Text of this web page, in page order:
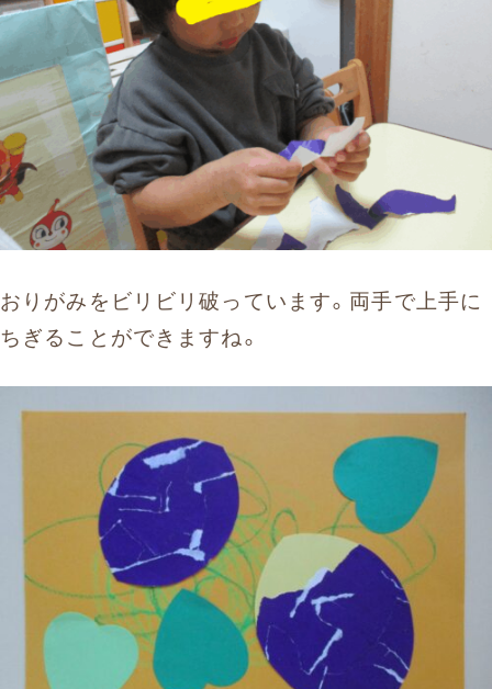
おりがみをビリビリ破っています。両手で上手に
ちぎることができますね。